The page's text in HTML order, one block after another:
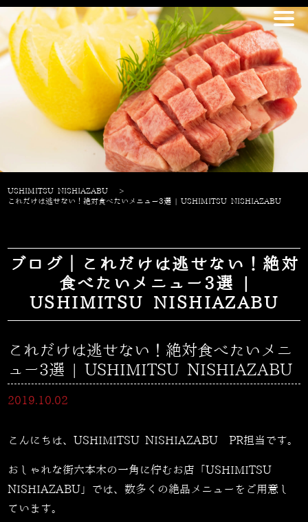
USHIMITSU NISHIAZABU
>
これだけは逃せない！絶対食べたいメニュー3選 | USHIMITSU NISHIAZABU
ブログ｜これだけは逃せない！絶対
食べたいメニュー3選 |
USHIMITSU NISHIAZABU
これだけは逃せない！絶対食べたいメニ
ュー3選 | USHIMITSU NISHIAZABU
2019.10.02
こんにちは、USHIMITSU NISHIAZABU PR担当です。
おしゃれな街六本木の一角に佇むお店「USHIMITSU
NISHIAZABU」では、数多くの絶品メニューをご用意し
ています。